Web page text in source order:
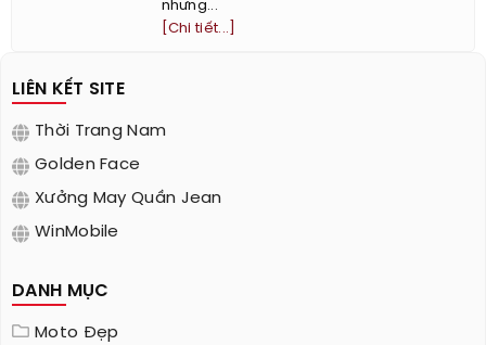
nhưng...
[Chi tiết...]
LIÊN KẾT SITE
Thời Trang Nam
Golden Face
Xưởng May Quần Jean
WinMobile
DANH MỤC
Moto Đẹp